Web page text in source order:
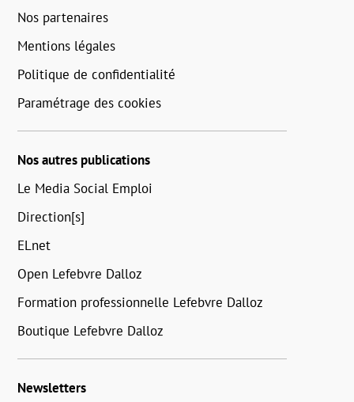
Nos partenaires
Mentions légales
Politique de confidentialité
Paramétrage des cookies
Nos autres publications
Le Media Social Emploi
Direction[s]
ELnet
Open Lefebvre Dalloz
Formation professionnelle Lefebvre Dalloz
Boutique Lefebvre Dalloz
Newsletters